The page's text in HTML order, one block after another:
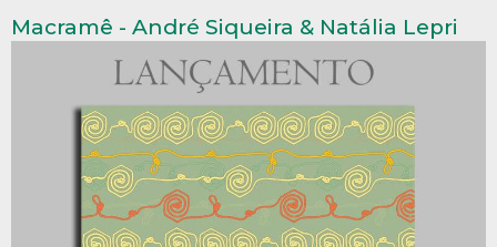
Macramê - André Siqueira & Natália Lepri